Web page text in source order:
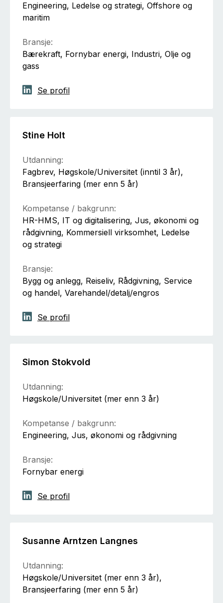
Engineering, Ledelse og strategi, Offshore og
maritim
Bransje:
Bærekraft, Fornybar energi, Industri, Olje og
gass
Se profil
Stine Holt
Utdanning:
Fagbrev, Høgskole/Universitet (inntil 3 år),
Bransjeerfaring (mer enn 5 år)
Kompetanse / bakgrunn:
HR-HMS, IT og digitalisering, Jus, økonomi og
rådgivning, Kommersiell virksomhet, Ledelse
og strategi
Bransje:
Bygg og anlegg, Reiseliv, Rådgivning, Service
og handel, Varehandel/detalj/engros
Se profil
Simon Stokvold
Utdanning:
Høgskole/Universitet (mer enn 3 år)
Kompetanse / bakgrunn:
Engineering, Jus, økonomi og rådgivning
Bransje:
Fornybar energi
Se profil
Susanne Arntzen Langnes
Utdanning:
Høgskole/Universitet (mer enn 3 år),
Bransjeerfaring (mer enn 5 år)